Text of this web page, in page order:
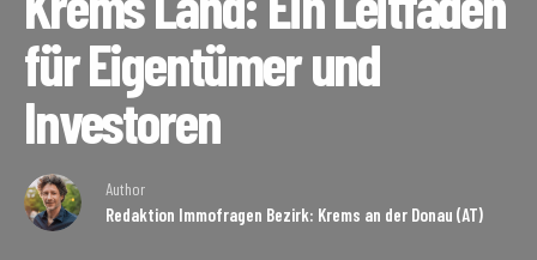
für Eigentümer und
Investoren
Author
Redaktion Immofragen Bezirk: Krems an der Donau (AT)